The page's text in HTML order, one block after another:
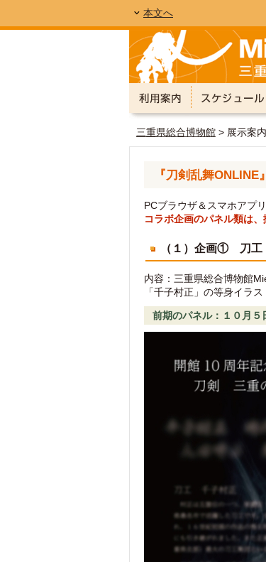
本文へ
三重県総合博物館 > 展示案
『刀剣乱舞
PCブラウザ＆スマホアプ
コラボ企画のパネル類は
（１）企画① 刀工
内容：三重県総合博物館
「千子村正」の等身イラ
前期のパネル：１０月